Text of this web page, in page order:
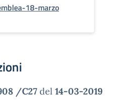
18-marzo
/C27 del 14-03-2019